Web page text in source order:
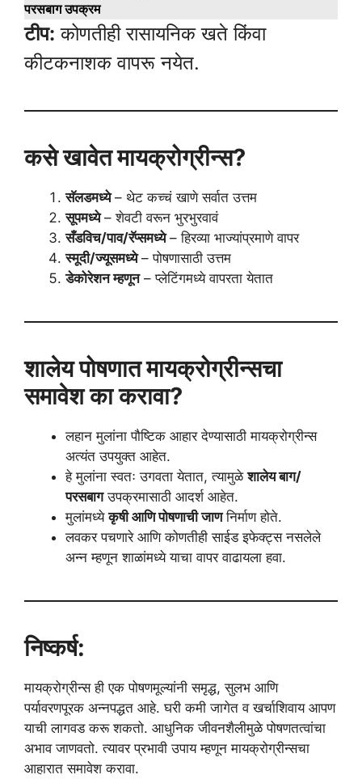
परसबाग उपक्रम
टीप: कोणतीही रासायनिक खते किंवा
कीटकनाशक वापरू नयेत.
कसे खावेत मायक्रोग्रीन्स?
सॅलडमध्ये– थेट कच्चं खाणे सर्वात उत्तम
सूपमध्ये– शेवटी वरून भुरभुरवावं
सँडविच/पाव/रॅप्समध्ये– हिरव्या भाज्यांप्रमाणे वापर
स्मूदी/ज्यूसमध्ये– पोषणासाठी उत्तम
डेकोरेशन म्हणून– प्लेटिंगमध्ये वापरता येतात
शालेय पोषणात मायक्रोग्रीन्सचा
समावेश का करावा?
लहान मुलांना पौष्टिक आहार देण्यासाठी मायक्रोग्रीन्स
अत्यंत उपयुक्त आहेत.
हे मुलांना स्वतः उगवता येतात, त्यामुळेशालेय बाग/
परसबागउपक्रमासाठी आदर्श आहेत.
मुलांमध्येकृषी आणि पोषणाची जाणनिर्माण होते.
लवकर पचणारे आणि कोणतीही साईड इफेक्ट्स नसलेले
अन्न म्हणून शाळांमध्ये याचा वापर वाढायला हवा.
निष्कर्ष:
मायक्रोग्रीन्स ही एक पोषणमूल्यांनी समृद्ध, सुलभ आणि
पर्यावरणपूरक अन्नपद्धत आहे. घरी कमी जागेत व खर्चाशिवाय आपण
याची लागवड करू शकतो. आधुनिक जीवनशैलीमुळे पोषणतत्वांचा
अभाव जाणवतो. त्यावर प्रभावी उपाय म्हणून मायक्रोग्रीन्सचा
आहारात समावेश करावा.